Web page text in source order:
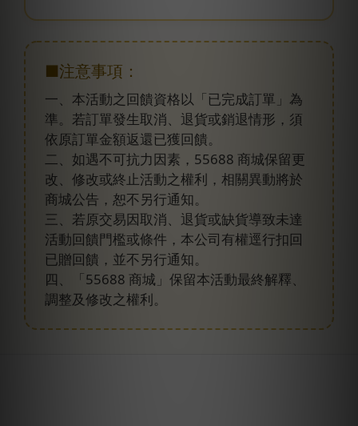
■注意事項：
一、本活動之回饋資格以「已完成訂單」為
準。若訂單發生取消、退貨或銷退情形，須
依原訂單金額返還已獲回饋。
二、如遇不可抗力因素，55688 商城保留更
改、修改或終止活動之權利，相關異動將於
商城公告，恕不另行通知。
三、若原交易因取消、退貨或缺貨導致未達
活動回饋門檻或條件，本公司有權逕行扣回
已贈回饋，並不另行通知。
四、「55688 商城」保留本活動最終解釋、
調整及修改之權利。